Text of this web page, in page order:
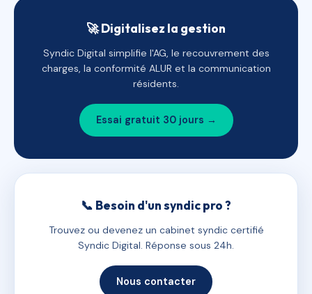
🚀 Digitalisez la gestion
Syndic Digital simplifie l'AG, le recouvrement des
charges, la conformité ALUR et la communication
résidents.
Essai gratuit 30 jours →
📞 Besoin d'un syndic pro ?
Trouvez ou devenez un cabinet syndic certifié
Syndic Digital. Réponse sous 24h.
Nous contacter